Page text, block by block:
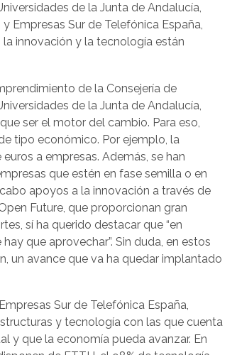
de la Junta de Andalucía,
Empresas Sur de Telefónica España,
innovación y la tecnología están
de la Consejería de
de la Junta de Andalucía,
ser el motor del cambio. Para eso,
tipo económico. Por ejemplo, la
a empresas. Además, se han
que estén en fase semilla o en
apoyos a la innovación a través de
Future, que proporcionan gran
sí ha querido destacar que “en
que aprovechar”. Sin duda, en estos
un avance que va ha quedar implantado
Sur de Telefónica España,
y tecnología con las que cuenta
y que la economía pueda avanzar. En